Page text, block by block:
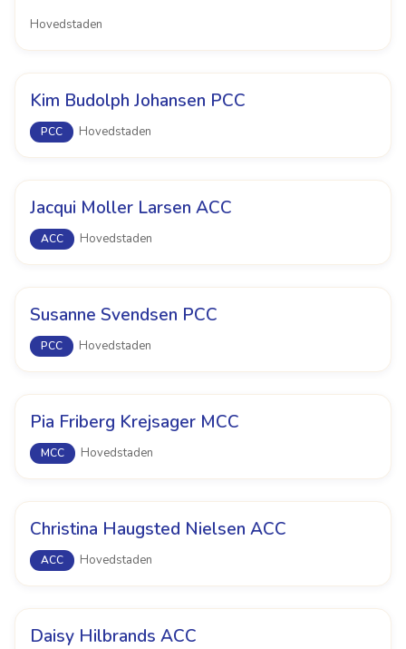
Hovedstaden
Kim Budolph Johansen PCC
PCC Hovedstaden
Jacqui Moller Larsen ACC
ACC Hovedstaden
Susanne Svendsen PCC
PCC Hovedstaden
Pia Friberg Krejsager MCC
MCC Hovedstaden
Christina Haugsted Nielsen ACC
ACC Hovedstaden
Daisy Hilbrands ACC